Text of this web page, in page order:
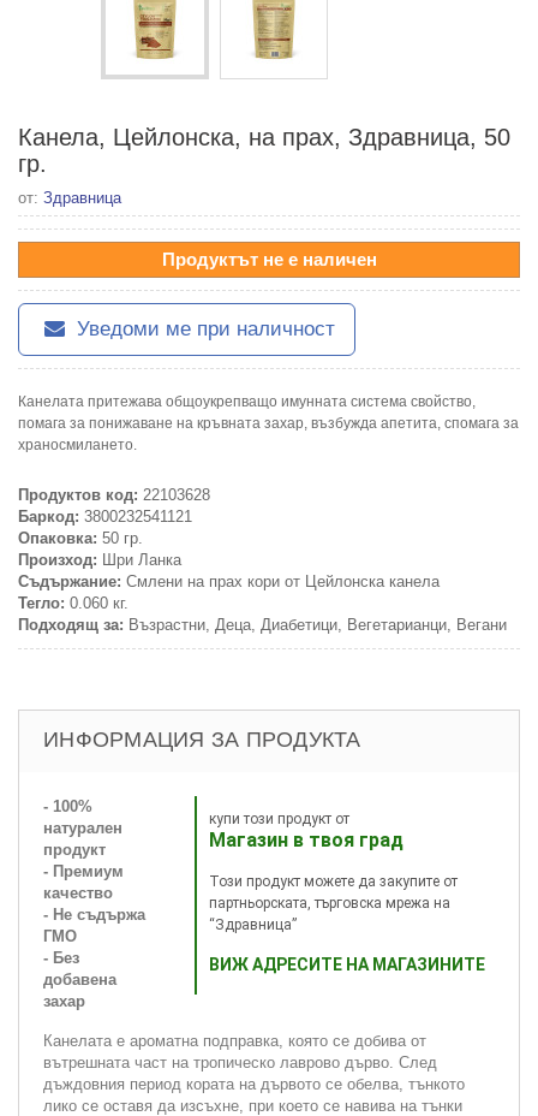
Канела, Цейлонска, на прах, Здравница, 50
гр.
от: Здравница
Продуктът не е наличен
Уведоми ме при наличност
Канелата притежава общоукрепващо имунната система свойство,
помага за понижаване на кръвната захар, възбужда апетита, спомага за
храносмилането.
Продуктов код: 22103628
Баркод: 3800232541121
Опаковка: 50 гр.
Произход: Шри Ланка
Съдържание: Смлени на прах кори от Цейлонска канела
Тегло: 0.060 кг.
Подходящ за: Възрастни, Деца, Диабетици, Вегетарианци, Вегани
ИНФОРМАЦИЯ ЗА ПРОДУКТА
купи този продукт от
Магазин в твоя град
Този продукт можете да закупите от
партньорската, търговска мрежа на
“Здравница”
ВИЖ АДРЕСИТЕ НА МАГАЗИНИТЕ
- 100%
натурален
продукт
- Премиум
качество
- Не съдържа
ГМО
- Без
добавена
захар
Канелата е ароматна подправка, която се добива от
вътрешната част на тропическо лаврово дърво. След
дъждовния период кората на дървото се обелва, тънкото
лико се оставя да изсъхне, при което се навива на тънки